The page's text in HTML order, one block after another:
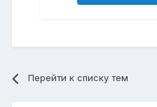
Перейти к списку тем